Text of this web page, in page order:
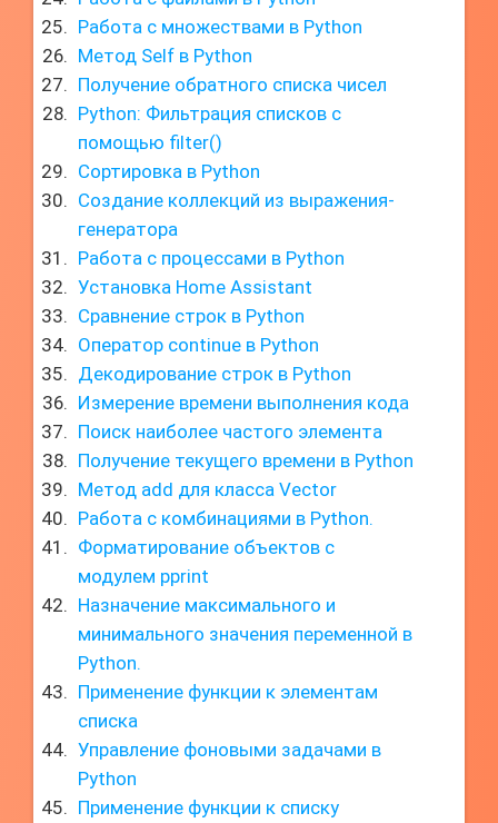
Работа с множествами в Python
Метод Self в Python
Получение обратного списка чисел
Python: Фильтрация списков с
помощью filter()
Сортировка в Python
Создание коллекций из выражения-
генератора
Работа с процессами в Python
Установка Home Assistant
Сравнение строк в Python
Оператор continue в Python
Декодирование строк в Python
Измерение времени выполнения кода
Поиск наиболее частого элемента
Получение текущего времени в Python
Метод add для класса Vector
Работа с комбинациями в Python.
Форматирование объектов с
модулем pprint
Назначение максимального и
минимального значения переменной в
Python.
Применение функции к элементам
списка
Управление фоновыми задачами в
Python
Применение функции к списку